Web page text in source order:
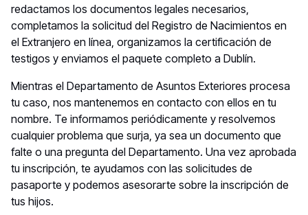
redactamos los documentos legales necesarios,
completamos la solicitud del Registro de Nacimientos en
el Extranjero en línea, organizamos la certificación de
testigos y enviamos el paquete completo a Dublín.
Mientras el Departamento de Asuntos Exteriores procesa
tu caso, nos mantenemos en contacto con ellos en tu
nombre. Te informamos periódicamente y resolvemos
cualquier problema que surja, ya sea un documento que
falte o una pregunta del Departamento. Una vez aprobada
tu inscripción, te ayudamos con las solicitudes de
pasaporte y podemos asesorarte sobre la inscripción de
tus hijos.